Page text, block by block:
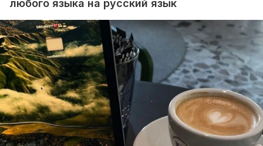
любого языка на русский язык